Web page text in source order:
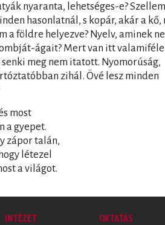
nyaranta, lehetséges-e?
hasonlatnál, s kopár, akár a kő,
a földre helyezve? Nyelv, aminek
ágait? Mert van itt valamiféle
meg nem itatott. Nyomorúság,
zihál. Övé lesz minden
most
a gyepet.
zápor talán,
létezel
a világot.
INTÉZET
OKTATÁS